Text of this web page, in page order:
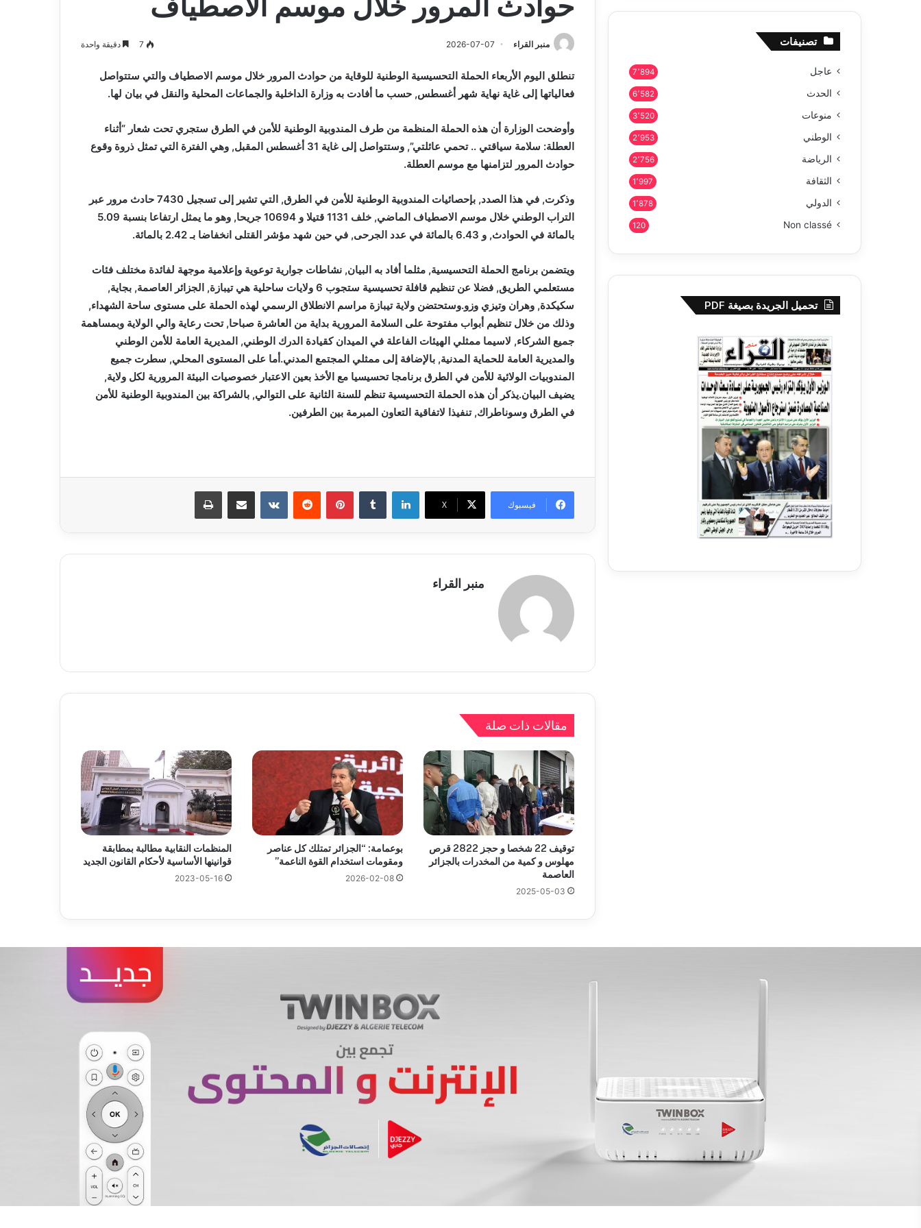
منبر القراء 2026-07-07
7 دقيقة واحدة
تنطلق اليوم الأربعاء الحملة التحسيسية الوطنية للوقاية من حوادث المرور خلال موسم الاصطياف والتي ستتواصل
فعالياتها إلى غاية نهاية شهر أغسطس, حسب ما أفادت به وزارة الداخلية والجماعات المحلية والنقل في بيان لها.
وأوضحت الوزارة أن هذه الحملة المنظمة من طرف المندوبية الوطنية للأمن في الطرق ستجري تحت شعار “أثناء
العطلة: سلامة سياقتي .. تحمي عائلتي”, وستتواصل إلى غاية 31 أغسطس المقبل, وهي الفترة التي تمثل ذروة وقوع
حوادث المرور لتزامنها مع موسم العطلة.
وذكرت, في هذا الصدد, بإحصائيات المندوبية الوطنية للأمن في الطرق, التي تشير إلى تسجيل 7430 حادث مرور عبر
التراب الوطني خلال موسم الاصطياف الماضي, خلف 1131 قتيلا و 10694 جريحا, وهو ما يمثل ارتفاعا بنسبة 5.09
بالمائة في الحوادث, و 6.43 بالمائة في عدد الجرحى, في حين شهد مؤشر القتلى انخفاضا بـ 2.42 بالمائة.
ويتضمن برنامج الحملة التحسيسية, مثلما أفاد به البيان, نشاطات جوارية توعوية وإعلامية موجهة لفائدة مختلف فئات
مستعلمي الطريق, فضلا عن تنظيم قافلة تحسيسية ستجوب 6 ولايات ساحلية هي تيبازة, الجزائر العاصمة, بجاية,
سكيكدة, وهران وتيزي وزو.وستحتضن ولاية تيبازة مراسم الانطلاق الرسمي لهذه الحملة على مستوى ساحة الشهداء,
وذلك من خلال تنظيم أبواب مفتوحة على السلامة المرورية بداية من العاشرة صباحا, تحت رعاية والي الولاية وبمساهمة
جميع الشركاء, لاسيما ممثلي الهيئات الفاعلة في الميدان كقيادة الدرك الوطني, المديرية العامة للأمن الوطني
والمديرية العامة للحماية المدنية, بالإضافة إلى ممثلي المجتمع المدني.أما على المستوى المحلي, سطرت جميع
المندوبيات الولائية للأمن في الطرق برنامجا تحسيسيا مع الأخذ بعين الاعتبار خصوصيات البيئة المرورية لكل ولاية,
يضيف البيان.يذكر أن هذه الحملة التحسيسية تنظم للسنة الثانية على التوالي, بالشراكة بين المندوبية الوطنية للأمن
في الطرق وسوناطراك, تنفيذا لاتفاقية التعاون المبرمة بين الطرفين.
فيسبوك X
لينكدإن بينتيريست مشاركة عبر البريد
منبر القراء
مقالات ذات صلة
توقيف 22 شخصا و حجز 2822 قرص
مهلوس و كمية من المخدرات بالجزائر
العاصمة
2025-05-03
بوعمامة: “الجزائر تمتلك كل عناصر
ومقومات استخدام القوة الناعمة”
2026-02-08
المنظمات النقابية مطالبة بمطابقة
قوانينها الأساسية لأحكام القانون الجديد
2023-05-16
تصنيفات
عاجل 7٬894
الحدث 6٬582
منوعات 3٬520
الوطني 2٬953
الرياضة 2٬756
الثقافة 1٬997
الدولي 1٬878
Non classé
120
تحميل الجريدة بصيغة PDF